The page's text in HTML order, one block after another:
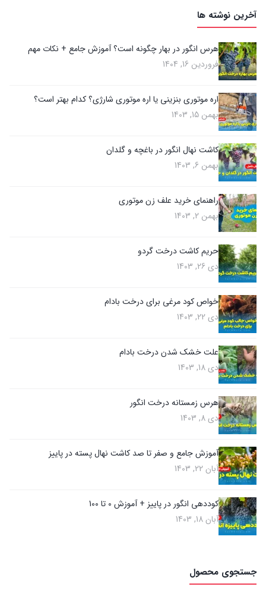
آخرین نوشته ها
هرس انگور در بهار چگونه است؟ آموزش جامع + نکات مهم
فروردین 16, 1404
اره موتوری بنزینی یا اره موتوری شارژی؟ کدام بهتر است؟
بهمن 15, 1403
کاشت نهال انگور در باغچه و گلدان
بهمن 6, 1403
راهنمای خرید علف زن موتوری
بهمن 2, 1403
حریم کاشت درخت گردو
دی 26, 1403
خواص کود مرغی برای درخت بادام
دی 22, 1403
علت خشک شدن درخت بادام
دی 18, 1403
هرس زمستانه درخت انگور
دی 8, 1403
آموزش جامع و صفر تا صد کاشت نهال پسته در پاییز
آبان 22, 1403
کوددهی انگور در پاییز + آموزش 0 تا 100
آبان 18, 1403
جستجوی محصول